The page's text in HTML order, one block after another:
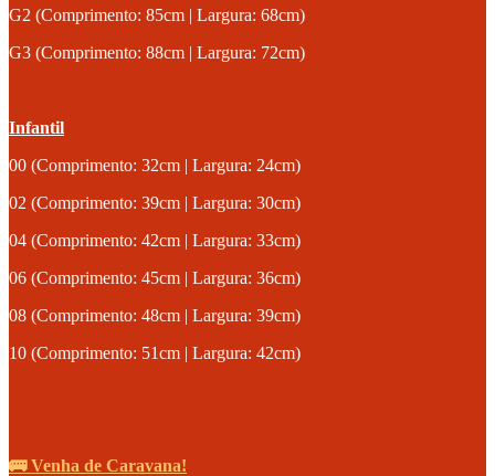
G2 (Comprimento: 85cm | Largura: 68cm)
G3 (Comprimento: 88cm | Largura: 72cm)
Infantil
00 (Comprimento: 32cm | Largura: 24cm)
02 (Comprimento: 39cm | Largura: 30cm)
04 (Comprimento: 42cm | Largura: 33cm)
06 (Comprimento: 45cm | Largura: 36cm)
08 (Comprimento: 48cm | Largura: 39cm)
10 (Comprimento: 51cm | Largura: 42cm)
🚌 Venha de Caravana!